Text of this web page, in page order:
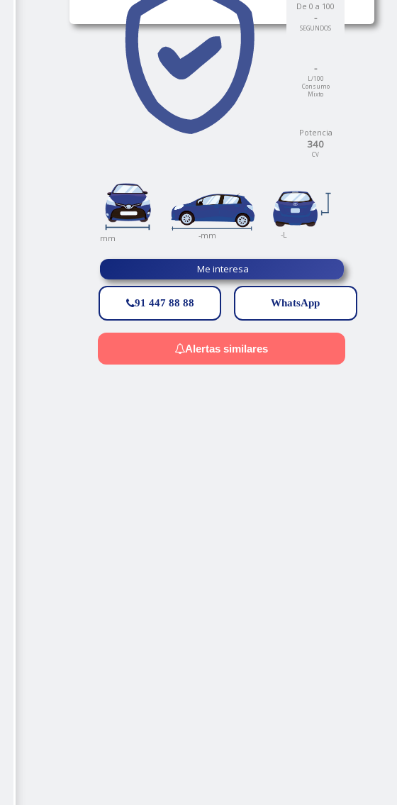
De 0 a 100
-
SEGUNDOS
-
L/100
Consumo
Mixto
Potencia
340
CV
-
mm
-mm -L
Me interesa
91 447 88 88 WhatsApp
Alertas similares